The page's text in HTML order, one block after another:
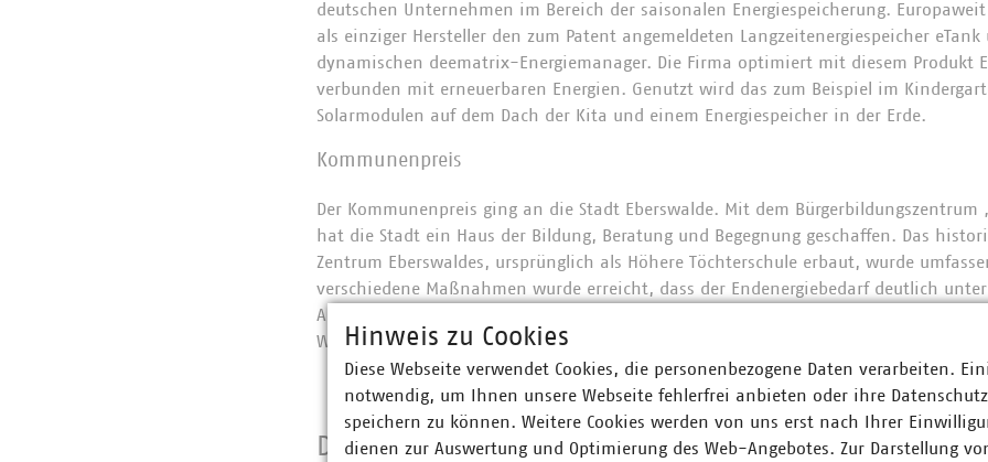
deutschen Unternehmen im Bereich der saisonalen Energiespeicherung.
als einziger Hersteller den zum Patent angemeldeten Langzeitenergiespeicher
dynamischen deematrix-Energiemanager. Die Firma optimiert mit diesem Produkt
verbunden mit erneuerbaren Energien. Genutzt wird das zum Beispiel im
Solarmodulen auf dem Dach der Kita und einem Energiespeicher in der Erde.
Kommunenpreis
Der Kommunenpreis ging an die Stadt Eberswalde. Mit dem Bürgerbildungszentrum
hat die Stadt ein Haus der Bildung, Beratung und Begegnung geschaffen. Das
Zentrum Eberswaldes, ursprünglich als Höhere Töchterschule erbaut, wurde
verschiedene Maßnahmen wurde erreicht, dass der Endenergiebedarf deutlich
Anforderungswert der Energieeinsparverordnung (EnEV 2012) liegt. Unter anderem
Wärmepumpenanlage und ein neuer Gasbrennwertkessel (mit Biogas-Beimischung)
Download der drei Filme
Hinweis zu Cookies
Diese Webseite verwendet Cookies, die personenbezogene Daten verarbeiten.
notwendig, um Ihnen unsere Webseite fehlerfrei anbieten oder ihre
speichern zu können. Weitere Cookies werden von uns erst nach Ihrer
dienen zur Auswertung und Optimierung des Web-Angebotes. Zur Darstellung